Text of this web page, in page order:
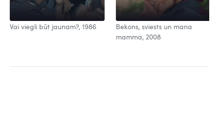
Vai viegli būt jaunam?, 1986
Bekons, sviests un mana
mamma, 2008